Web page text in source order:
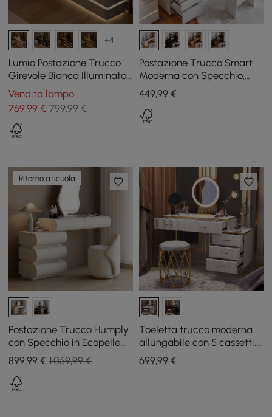
+4
Lumio Postazione Trucco
Girevole Bianca Illuminata
con Ricarica e Specchio
Vendita lampo
769,99 € 799,99 €
Postazione Trucco Smart
Moderna con Specchio,
Bianca
449,99€
Ritorno a scuola
Postazione Trucco Humply
con Specchio in Ecopelle
Bianca
899,99 € 1.059,99 €
Toeletta trucco moderna
allungabile con 5 cassetti,
sgabello e specchio LED
699,99€